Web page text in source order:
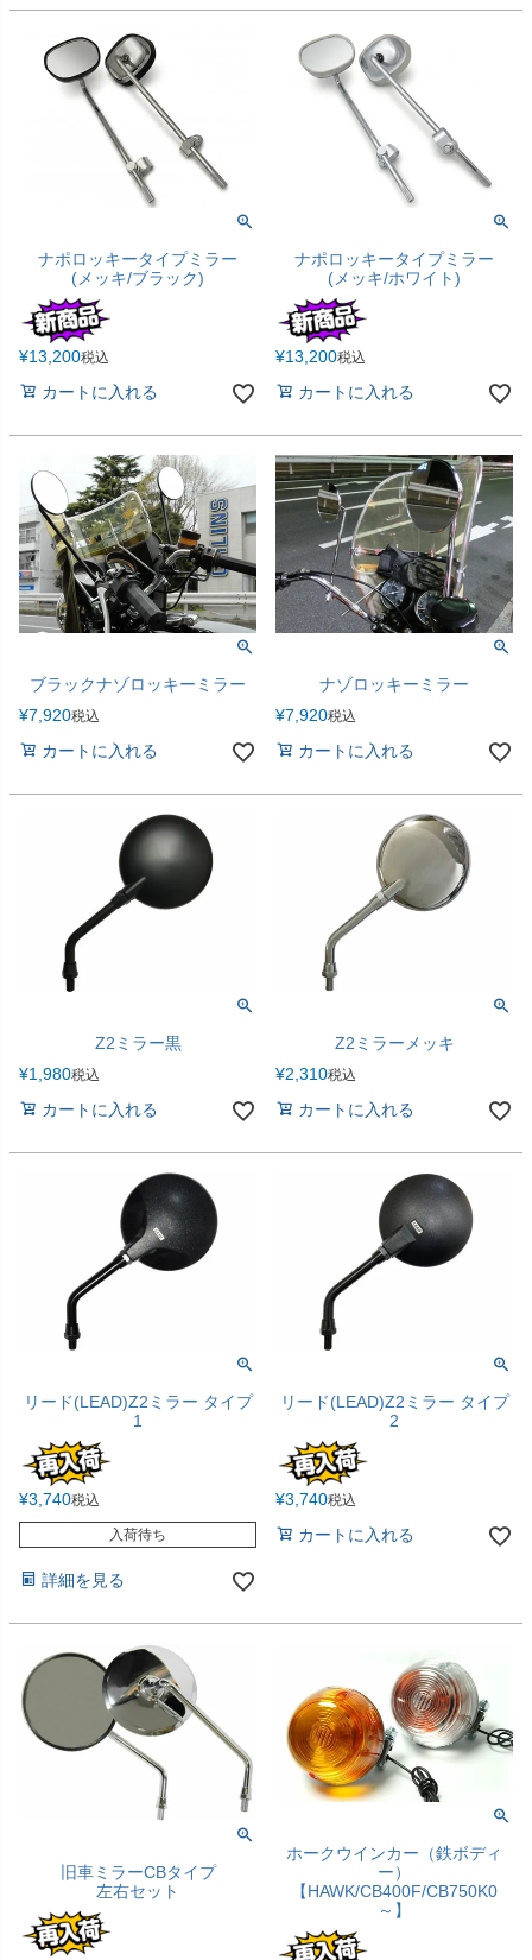
ナポロッキータイプミラー
(メッキ/ブラック)
¥13,200税込
カートに入れる
ナポロッキータイプミラー
(メッキ/ホワイト)
¥13,200税込
カートに入れる
ブラックナゾロッキーミラー
¥7,920税込
カートに入れる
ナゾロッキーミラー
¥7,920税込
カートに入れる
Z2ミラー黒
¥1,980税込
カートに入れる
Z2ミラーメッキ
¥2,310税込
カートに入れる
リード(LEAD)Z2ミラー タイプ
1
¥3,740税込
入荷待ち
詳細を見る
リード(LEAD)Z2ミラー タイプ
2
¥3,740税込
カートに入れる
旧車ミラーCBタイプ
左右セット
ホークウインカー（鉄ボディ
ー）
【HAWK/CB400F/CB750K0
～】